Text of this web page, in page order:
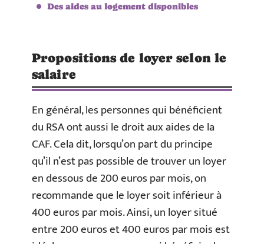
Des aides au logement disponibles
Propositions de loyer selon le
salaire
En général, les personnes qui bénéficient
du RSA ont aussi le droit aux aides de la
CAF. Cela dit, lorsqu’on part du principe
qu’il n’est pas possible de trouver un loyer
en dessous de 200 euros par mois, on
recommande que le loyer soit inférieur à
400 euros par mois. Ainsi, un loyer situé
entre 200 euros et 400 euros par mois est